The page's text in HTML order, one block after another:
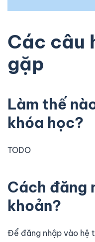
Các câu
gặp
Làm thế
khóa học?
TODO
Cách đăng
khoản?
Để đăng nhập vào hệ